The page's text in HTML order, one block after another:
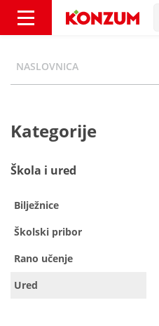
NASLOVNICA
Kategorije
Škola i ured
Bilježnice
Školski pribor
Rano učenje
Ured